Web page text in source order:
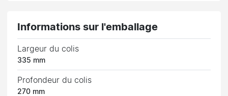
Informations sur l'emballage
Largeur du colis
335 mm
Profondeur du colis
270 mm